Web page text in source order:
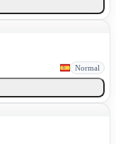
Normal